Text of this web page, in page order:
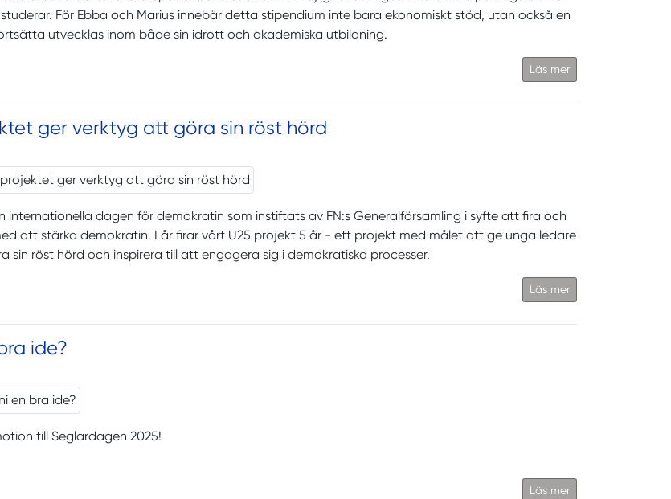
För Ebba och Marius innebär detta stipendium inte bara ekonomiskt stöd, utan också en
utvecklas inom både sin idrott och akademiska utbildning.
Läs mer
ger verktyg att göra sin röst hörd
internationella dagen för demokratin som instiftats av FN:s Generalförsamling i syfte att fira och
att stärka demokratin. I år firar vårt U25 projekt 5 år - ett projekt med målet att ge unga ledare
sin röst hörd och inspirera till att engagera sig i demokratiska processer.
Läs mer
ide?
till Seglardagen 2025!
Läs mer